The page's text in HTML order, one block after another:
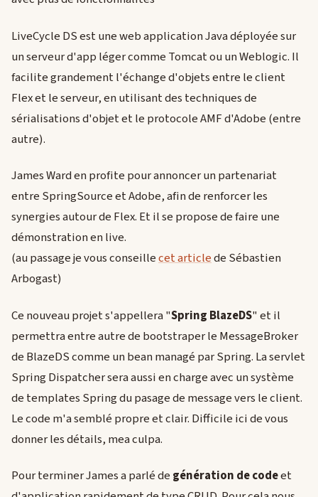
LiveCycle DS est une web application Java déployée sur
un serveur d'app léger comme Tomcat ou un Weblogic. Il
facilite grandement l'échange d'objets entre le client
Flex et le serveur, en utilisant des techniques de
sérialisations d'objet et le protocole AMF d'Adobe (entre
autre).
James Ward en profite pour annoncer un partenariat
entre SpringSource et Adobe, afin de renforcer les
synergies autour de Flex. Et il se propose de faire une
démonstration en live.
(au passage je vous conseillecet articlede Sébastien
Arbogast)
Ce nouveau projet s'appellera "Spring BlazeDS" et il
permettra entre autre de bootstraper le MessageBroker
de BlazeDS comme un bean managé par Spring. La servlet
Spring Dispatcher sera aussi en charge avec un système
de templates Spring du pasage de message vers le client.
Le code m'a semblé propre et clair. Difficile ici de vous
donner les détails, mea culpa.
Pour terminer James a parlé de génération de codeet